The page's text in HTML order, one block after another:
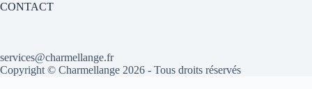
CONTACT
services@charmellange.fr
Copyright © Charmellange 2026 - Tous droits réservés